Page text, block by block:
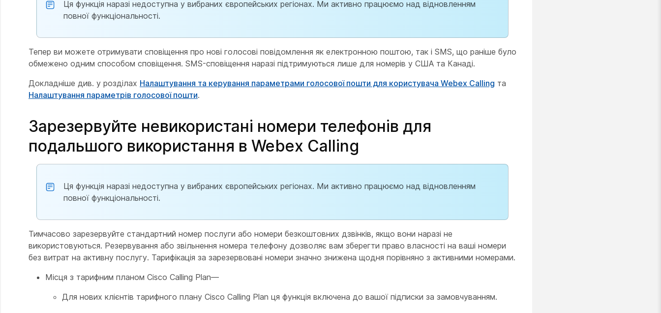
Ця функція наразі недоступна у вибраних європейських регіонах. Ми активно працюємо над відновленням
повної функціональності.
Тепер ви можете отримувати сповіщення про нові голосові повідомлення як електронною поштою, так і SMS, що раніше було
обмежено одним способом сповіщення. SMS-сповіщення наразі підтримуються лише для номерів у США та Канаді.
Докладніше див. у розділах Налаштування та керування параметрами голосової пошти для користувача Webex Calling та
Налаштування параметрів голосової пошти.
Зарезервуйте невикористані номери телефонів для
подальшого використання в Webex Calling
Ця функція наразі недоступна у вибраних європейських регіонах. Ми активно працюємо над відновленням
повної функціональності.
Тимчасово зарезервуйте стандартний номер послуги або номери безкоштовних дзвінків, якщо вони наразі не
використовуються. Резервування або звільнення номера телефону дозволяє вам зберегти право власності на ваші номери
без витрат на активну послугу. Тарифікація за зарезервовані номери значно знижена щодня порівняно з активними номерами.
Місця з тарифним планом Cisco Calling Plan—
Для нових клієнтів тарифного плану Cisco Calling Plan ця функція включена до вашої підписки за замовчуванням.